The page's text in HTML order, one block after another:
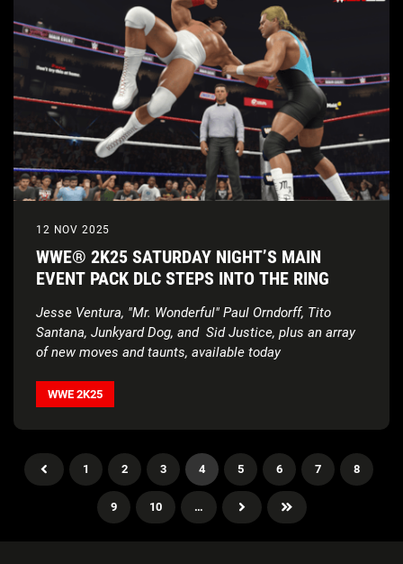
12 NOV 2025
WWE® 2K25 SATURDAY NIGHT’S MAIN
EVENT PACK DLC STEPS INTO THE RING
Jesse Ventura, "Mr. Wonderful" Paul Orndorff, Tito
Santana, Junkyard Dog, and Sid Justice, plus an array
of new moves and taunts, available today
WWE 2K25
1 2 3 4 5 6 7 8
9 10 …